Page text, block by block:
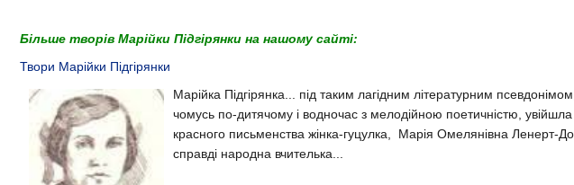
Більше творів Марійки Підгірянки на нашому сайті:
Твори Марійки Підгірянки
Марійка Підгірянка... під таким лагідним літературним
чомусь по-дитячому і водночас з мелодійною поетичністю,
красного письменства жінка-гуцулка, Марія Омелянівна Ленерт-
справді народна вчителька...